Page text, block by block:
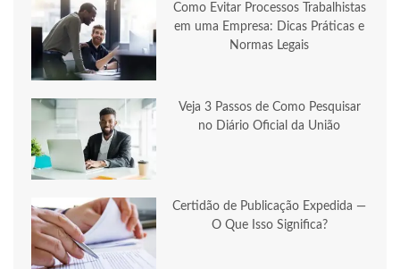
Como Evitar Processos Trabalhistas
em uma Empresa: Dicas Práticas e
Normas Legais
Veja 3 Passos de Como Pesquisar
no Diário Oficial da União
Certidão de Publicação Expedida —
O Que Isso Significa?